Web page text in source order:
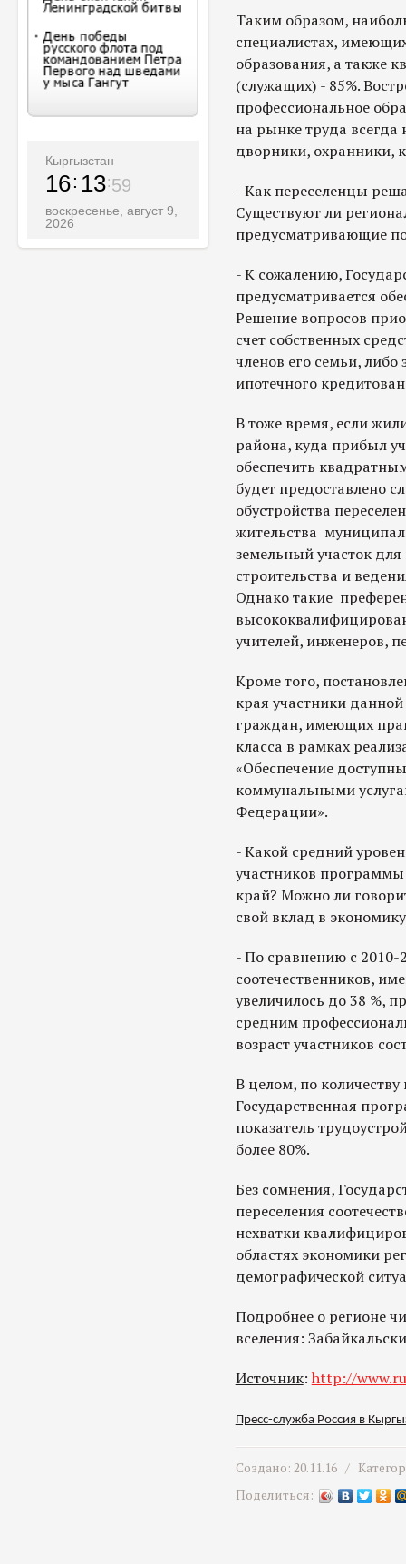
Кыргызстан
16 14 01
воскресенье, август 9,
2026
Таким образом,
специалистах,
образования, а также
(служащих) - 85%.
профессиональное
на рынке труда
дворники, охранники,
- Как переселенцы
Существуют ли
предусматривающие
- К сожалению,
предусматривается
Решение вопросов
счет собственных
членов его семьи, либо
ипотечного
В тоже время, если
района, куда прибыл
обеспечить
будет предоставлено
обустройства
жительства
земельный участок
строительства и
Однако такие
учителей, инженеров,
Кроме того,
края участники
граждан, имеющих
класса в рамках
«Обеспечение
коммунальными
Федерации».
- Какой средний
участников
край? Можно ли
свой вклад в
- По сравнению с 2010-
соотечественников,
увеличилось до 38 %,
средним
возраст участников
В целом, по количеству
Государственная
показатель
более 80%.
Без сомнения,
переселения
нехватки
областях экономики
демографической
Подробнее о регионе
вселения:
Источник: http://
Пресс-служба Россия в
Создано: 20.11.16 /
Поделиться: